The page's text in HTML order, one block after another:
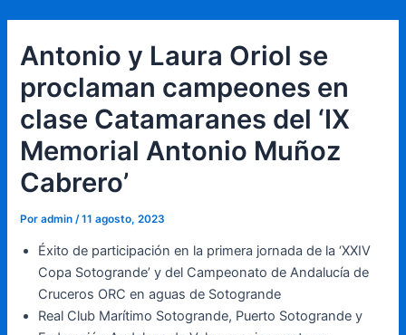
contenido
Antonio y Laura Oriol se
proclaman campeones en
clase Catamaranes del ‘IX
Memorial Antonio Muñoz
Cabrero’
Poradmin /11 agosto, 2023
Éxito de participación en la primera jornada de la ‘XXIV
Copa Sotogrande’ y del Campeonato de Andalucía de
Cruceros ORC en aguas de Sotogrande
Real Club Marítimo Sotogrande, Puerto Sotogrande y
entradas